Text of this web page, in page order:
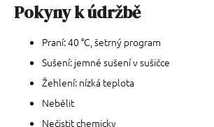
Pokyny k údržbě
Praní: 40 °C, šetrný program
Sušení: jemné sušení v sušičce
Žehlení: nízká teplota
Nebělit
Nečistit chemicky